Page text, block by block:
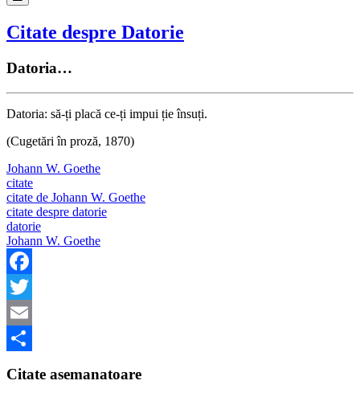
Citate despre Datorie
Datoria…
Datoria: să-ți placă ce-ți impui ție însuți.
(Cugetări în proză, 1870)
Johann W. Goethe
citate
citate de Johann W. Goethe
citate despre datorie
datorie
Johann W. Goethe
Facebook
Twitter
Email
Citate asemanatoare